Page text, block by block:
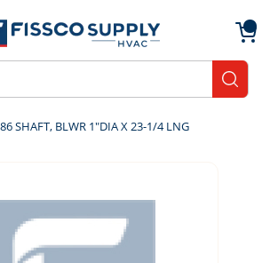
SHAFT, BLWR 1"DIA X 23-1/4 LNG